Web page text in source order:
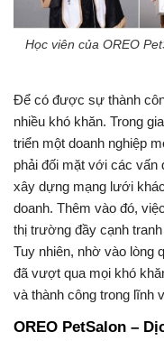
Học viên của OREO
Để có được sự thành
nhiều khó khăn. Trong
triển một doanh nghiệp
phải đối mặt với các vấn
xây dựng mạng lưới
doanh. Thêm vào đó,
thị trường đầy cạnh
Tuy nhiên, nhờ vào lòng
đã vượt qua mọi khó
và thành công trong lĩnh
OREO PetSalon –